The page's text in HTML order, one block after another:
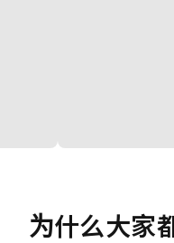
为什么大家